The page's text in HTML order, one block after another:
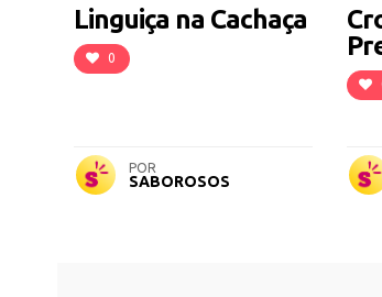
Linguiça na Cachaça
0
POR
SABOROSOS